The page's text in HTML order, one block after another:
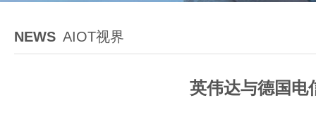
NEWS AIOT视界
英伟达与德国